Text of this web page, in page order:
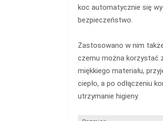
koc automatycznie się
bezpieczeństwo.
Zastosowano w nim
czemu można korzystać
miękkiego materiału,
ciepło, a po odłączeniu
utrzymanie higieny.